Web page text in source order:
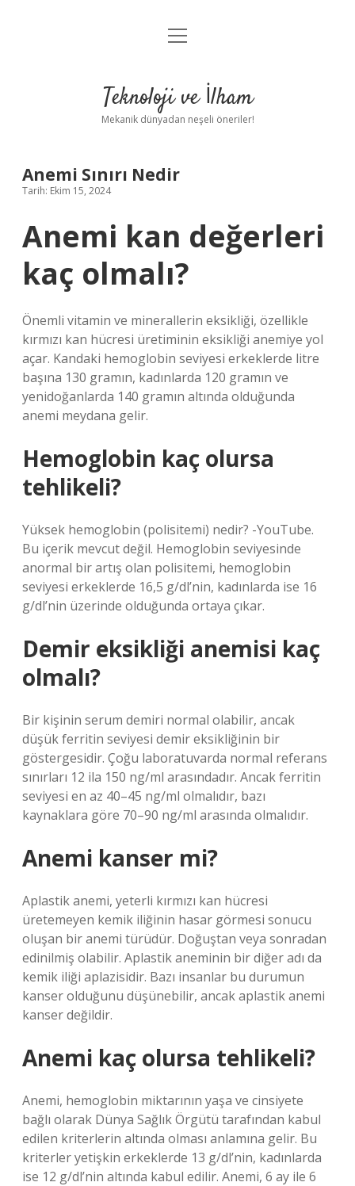
Anasayfa
Yasal Uyarı
menüyü
Teknoloji ve İlham
Mekanik dünyadan neşeli öneriler!
Anemi Sınırı Nedir
Tarih: Ekim 15, 2024
Anemi kan değerleri
kaç olmalı?
Önemli vitamin ve minerallerin eksikliği, özellikle
kırmızı kan hücresi üretiminin eksikliği anemiye yol
açar. Kandaki hemoglobin seviyesi erkeklerde litre
başına 130 gramın, kadınlarda 120 gramın ve
yenidoğanlarda 140 gramın altında olduğunda
anemi meydana gelir.
Hemoglobin kaç olursa
tehlikeli?
Yüksek hemoglobin (polisitemi) nedir? -YouTube.
Bu içerik mevcut değil. Hemoglobin seviyesinde
anormal bir artış olan polisitemi, hemoglobin
seviyesi erkeklerde 16,5 g/dl’nin, kadınlarda ise 16
g/dl’nin üzerinde olduğunda ortaya çıkar.
Demir eksikliği anemisi kaç
olmalı?
Bir kişinin serum demiri normal olabilir, ancak
düşük ferritin seviyesi demir eksikliğinin bir
göstergesidir. Çoğu laboratuvarda normal referans
sınırları 12 ila 150 ng/ml arasındadır. Ancak ferritin
seviyesi en az 40–45 ng/ml olmalıdır, bazı
kaynaklara göre 70–90 ng/ml arasında olmalıdır.
Anemi kanser mi?
Aplastik anemi, yeterli kırmızı kan hücresi
üretemeyen kemik iliğinin hasar görmesi sonucu
oluşan bir anemi türüdür. Doğuştan veya sonradan
edinilmiş olabilir. Aplastik aneminin bir diğer adı da
kemik iliği aplazisidir. Bazı insanlar bu durumun
kanser olduğunu düşünebilir, ancak aplastik anemi
kanser değildir.
Anemi kaç olursa tehlikeli?
Anemi, hemoglobin miktarının yaşa ve cinsiyete
bağlı olarak Dünya Sağlık Örgütü tarafından kabul
edilen kriterlerin altında olması anlamına gelir. Bu
kriterler yetişkin erkeklerde 13 g/dl’nin, kadınlarda
ise 12 g/dl’nin altında kabul edilir. Anemi, 6 ay ile 6